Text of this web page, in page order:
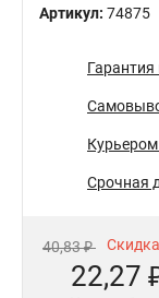
Артикул: 74875
Гарантия
Срочная
40,83 ₽
22,27